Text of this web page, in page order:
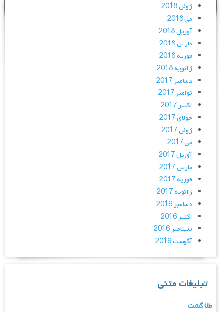
ژوئن 2018
می 2018
آوریل 2018
مارس 2018
فوریه 2018
ژانویه 2018
دسامبر 2017
نوامبر 2017
اکتبر 2017
جولای 2017
ژوئن 2017
می 2017
آوریل 2017
مارس 2017
فوریه 2017
ژانویه 2017
دسامبر 2016
اکتبر 2016
سپتامبر 2016
آگوست 2016
تبلیغات متنی
طلا گشت